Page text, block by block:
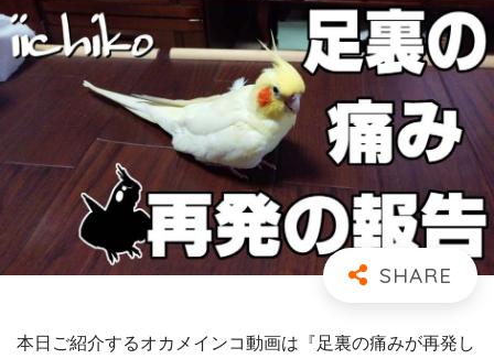
本日ご紹介するオカメインコ動画は『足裏の痛みが再発し